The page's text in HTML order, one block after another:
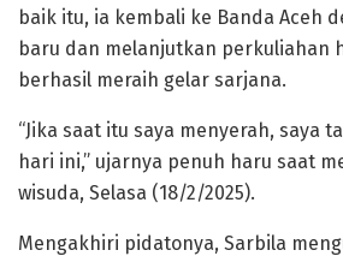
baik itu, ia kembali ke Banda Aceh
baru dan melanjutkan perkuliahan
berhasil meraih gelar sarjana.
“Jika saat itu saya menyerah, saya
hari ini,” ujarnya penuh haru saat
wisuda, Selasa (18/2/2025).
Mengakhiri pidatonya, Sarbila